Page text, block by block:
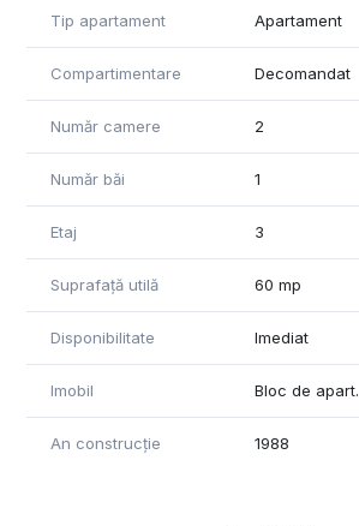
Tip apartament Apartament
Compartimentare Decomandat
Număr camere 2
Număr băi 1
Etaj 3
Suprafață utilă 60 mp
Disponibilitate Imediat
Imobil Bloc de apart.
An construcție 1988